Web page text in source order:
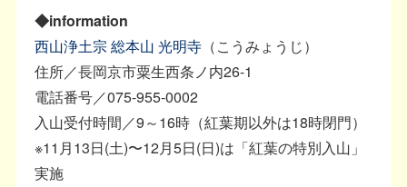
◆information
西山浄土宗 総本山 光明寺 （こうみょうじ）
住所／長岡京市粟生西条ノ内26-1
電話番号／075-955-0002
入山受付時間／9～16時（紅葉期以外は18時閉門）
※11月13日(土)〜12月5日(日)は「紅葉の特別入山」
実施